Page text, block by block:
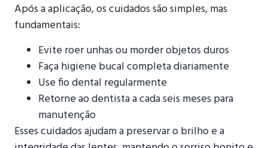
Após a aplicação, os cuidados são simples, mas
fundamentais:
Evite roer unhas ou morder objetos duros
Faça higiene bucal completa diariamente
Use fio dental regularmente
Retorne ao dentista a cada seis meses para
manutenção
Esses cuidados ajudam a preservar o brilho e a